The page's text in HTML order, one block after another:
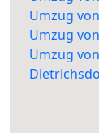
Umzug
Umzug
Umzug